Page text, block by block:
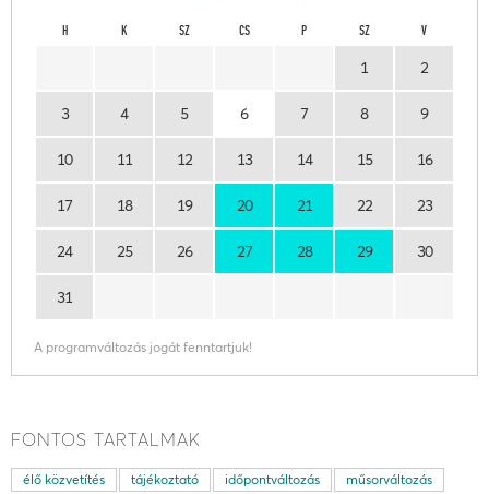
H K SZ CS P SZ V
1 2
3 4 5 6 7 8 9
10 11 12 13 14 15 16
17 18 19 20 21 22 23
24 25 26 27 28 29 30
31
A programváltozás jogát fenntartjuk!
FONTOS TARTALMAK
élő közvetítés tájékoztató időpontváltozás
műsorváltozás